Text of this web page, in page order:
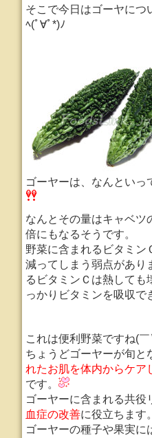
そこで今日はゴーヤにつ
ﾍ(ﾟ∀ﾟ*)ﾉ
ゴーヤーは、なんといっ
なんとその量はキャベツ
倍にもなるそうです。
野菜に含まれるビタミン
減ってしまう弱点があり
るビタミンＣは熱しても
っかりビタミンを吸収で
これは便利野菜ですね(
ちょうどゴーヤーが旬と
れたお肌を体内からケア
です。
ゴーヤーに含まれる共役
血症の改善に役立ちます。
ゴーヤーの種子や果実に